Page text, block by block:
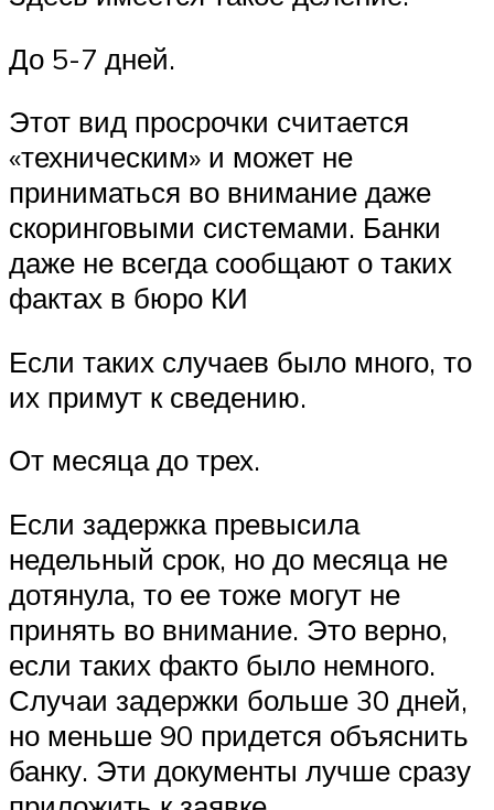
До 5-7 дней.
Этот вид просрочки считается
«техническим» и может не
приниматься во внимание даже
скоринговыми системами. Банки
даже не всегда сообщают о таких
фактах в бюро КИ
Если таких случаев было много, то
их примут к сведению.
От месяца до трех.
Если задержка превысила
недельный срок, но до месяца не
дотянула, то ее тоже могут не
принять во внимание. Это верно,
если таких факто было немного.
Случаи задержки больше 30 дней,
но меньше 90 придется объяснить
банку. Эти документы лучше сразу